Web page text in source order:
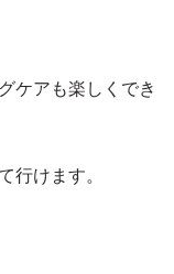
ケアも楽しくでき
行けます。